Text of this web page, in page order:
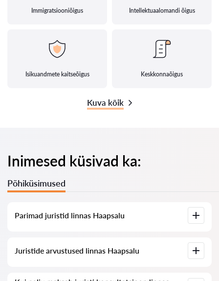
Immigratsiooniõigus Intellektuaalomandi õigus
Isikuandmete kaitseõigus Keskkonnaõigus
Kuva kõik
Inimesed küsivad ka:
Põhiküsimused
Parimad juristid linnas Haapsalu
Haapsalu koos täieliku infoga: hinnad, arvustused,
Juristide arvustused linnas Haapsalu